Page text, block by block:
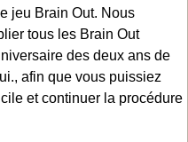
jeu Brain Out. Nous
tous les Brain Out
des deux ans de
afin que vous puissiez
et continuer la procédure